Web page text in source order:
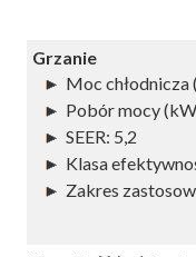
Grzanie
Moc chłodnicza
Pobór mocy
SEER: 5,2
Klasa
Zakres